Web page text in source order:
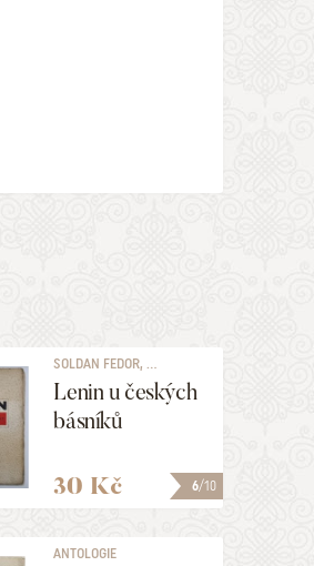
6/10
SOLDAN FEDOR, ...
Lenin u českých
básníků
30 Kč
ANTOLOGIE